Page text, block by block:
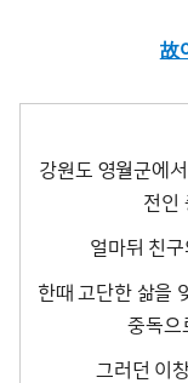
故
강원도 영월군에
전인
얼마뒤 친
한때 고단한 삶을
중독으
그러던 이